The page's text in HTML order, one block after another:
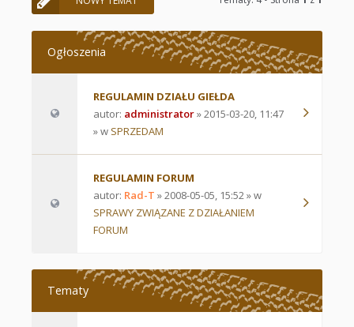
Ogłoszenia
REGULAMIN DZIAŁU GIEŁDA
autor: administrator» 2015-03-20, 11:47
» w SPRZEDAM
REGULAMIN FORUM
autor: Rad-T » 2008-05-05, 15:52 » w
SPRAWY ZWIĄZANE Z DZIAŁANIEM
FORUM
Tematy